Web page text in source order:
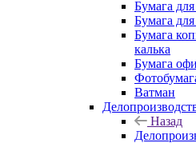
Бумага
Бумага
Бумага
калька
Бумага
Ватман
Назад